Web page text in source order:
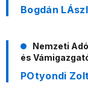
Bogdán
Nemzeti
és
POtyondi